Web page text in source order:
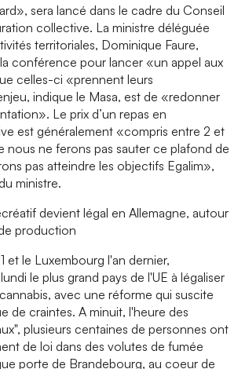
sera lancé dans le cadre du Conseil
collective. La ministre déléguée
territoriales, Dominique Faure,
conférence pour lancer «un appel aux
celles-ci «prennent leurs
indique le Masa, est de «redonner
Le prix d’un repas en
est généralement «compris entre 2 et
nous ne ferons pas sauter ce plafond de
pas atteindre les objectifs Egalim»,
ministre.
devient légal en Allemagne, autour
production
et le Luxembourg l'an dernier,
le plus grand pays de l'UE à légaliser
avec une réforme qui suscite
de craintes. A minuit, l'heure des
plusieurs centaines de personnes ont
de loi dans des volutes de fumée
porte de Brandebourg, au coeur de